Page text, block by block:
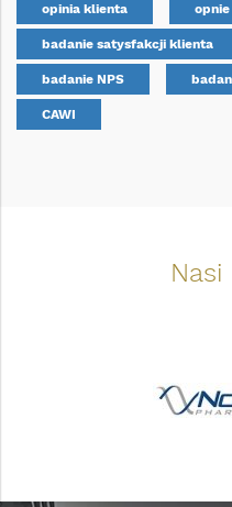
opinia klienta
badanie satysfakcji klienta
badanie NPS
CAWI
Nasi